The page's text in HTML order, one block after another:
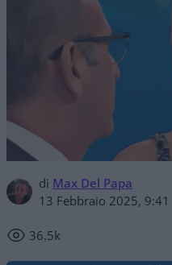
di Max Del Papa
13 Febbraio 2025, 9:41
36.5k